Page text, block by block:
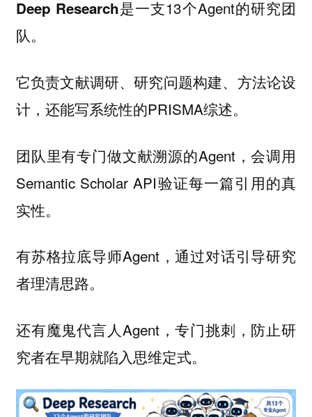
Deep Research是一支13个Agent的研究团
队。
它负责文献调研、研究问题构建、方法论设
计，还能写系统性的PRISMA综述。
团队里有专门做文献溯源的Agent，会调用
Semantic Scholar API验证每一篇引用的真
实性。
有苏格拉底导师Agent，通过对话引导研究
者理清思路。
还有魔鬼代言人Agent，专门挑刺，防止研
究者在早期就陷入思维定式。